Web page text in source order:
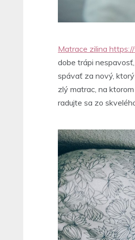
Matrace zilina
dobe trápi
spávať za nový,
zlý matrac, na
radujte sa zo